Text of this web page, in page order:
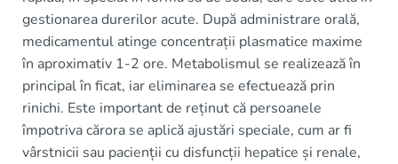
gestionarea durerilor acute. După administrare orală,
medicamentul atinge concentrații plasmatice maxime
în aproximativ 1-2 ore. Metabolismul se realizează în
principal în ficat, iar eliminarea se efectuează prin
rinichi. Este important de reținut că persoanele
împotriva cărora se aplică ajustări speciale, cum ar fi
vârstnicii sau pacienții cu disfuncții hepatice și renale,